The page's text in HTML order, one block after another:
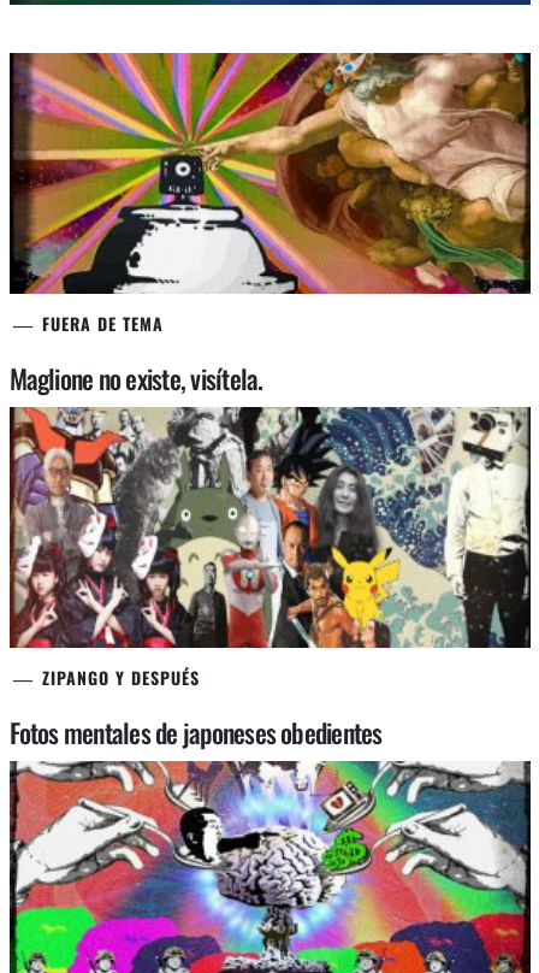
FUERA DE TEMA
Maglione no existe, visítela.
ZIPANGO Y DESPUÉS
Fotos mentales de japoneses obedientes